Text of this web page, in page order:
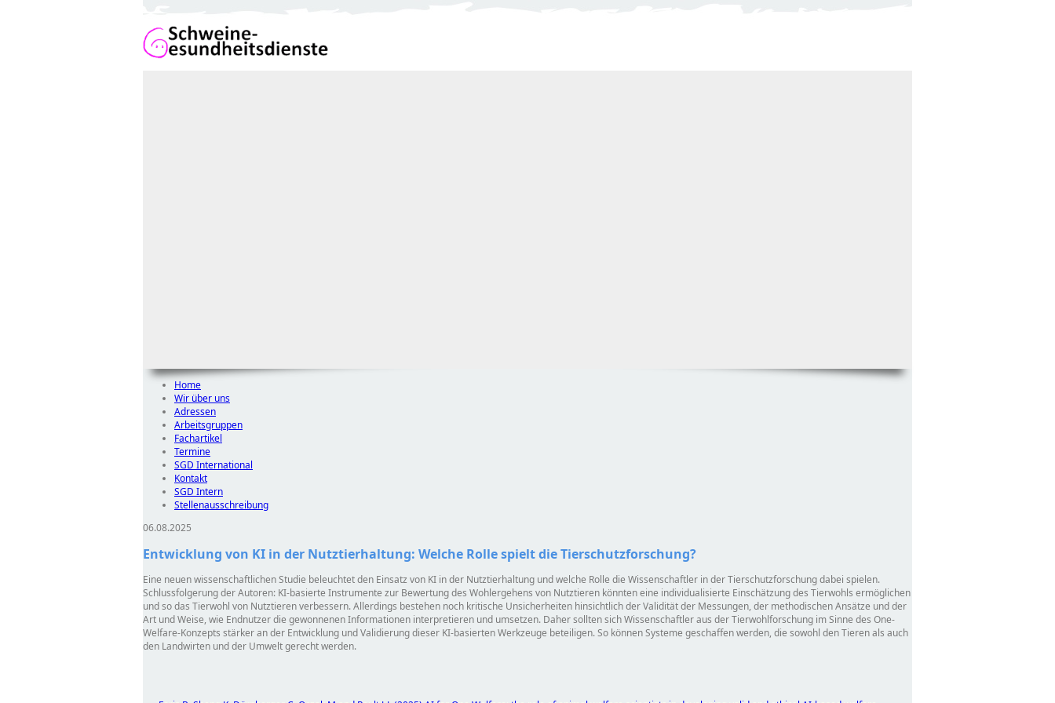
Home
Wir über uns
Adressen
Arbeitsgruppen
Fachartikel
Termine
SGD International
Kontakt
SGD Intern
Stellenausschreibung
06.08.2025
Entwicklung von KI in der Nutztierhaltung: Welche Rolle spielt die Tierschutzforschung?
Eine neuen wissenschaftlichen Studie beleuchtet den Einsatz von KI in der Nutztierhaltung und welche Rolle die Wissenschaftler in der Tierschutzforschung dabei spielen.
Schlussfolgerung der Autoren: KI-basierte Instrumente zur Bewertung des Wohlergehens von Nutztieren könnten eine individualisierte Einschätzung des Tierwohls ermöglichen
und so das Tierwohl von Nutztieren verbessern. Allerdings bestehen noch kritische Unsicherheiten hinsichtlich der Validität der Messungen, der methodischen Ansätze und der
Art und Weise, wie Endnutzer die gewonnenen Informationen interpretieren und umsetzen. Daher sollten sich Wissenschaftler aus der Tierwohlforschung im Sinne des One-
Welfare-Konzepts stärker an der Entwicklung und Validierung dieser KI-basierten Werkzeuge beteiligen. So können Systeme geschaffen werden, die sowohl den Tieren als auch
den Landwirten und der Umwelt gerecht werden.